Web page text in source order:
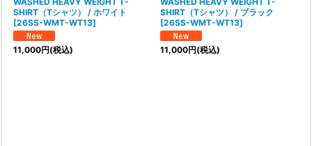
SHIRT（Tシャツ） / ホワイト
[26SS-WMT-WT13]
11,000円(税込)
SHIRT（Tシャツ） / ブラック
[26SS-WMT-WT13]
11,000円(税込)